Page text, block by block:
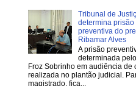
Tribunal de
determina prisão
preventiva do
Ribamar Alves
A prisão
determinada
Froz Sobrinho em audiência de
realizada no plantão judicial.
magistrado, fica...